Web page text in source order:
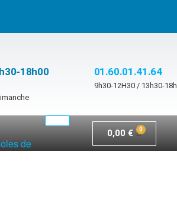
18h00 01.60.01.41.64
9h30-12H30 / 13h30-18h
de
0,00 €